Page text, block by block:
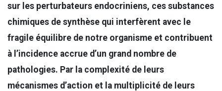
sur les perturbateurs endocriniens, ces substances
chimiques de synthèse qui interfèrent avec le
fragile équilibre de notre organisme et contribuent
à l’incidence accrue d’un grand nombre de
pathologies. Par la complexité de leurs
mécanismes d’action et la multiplicité de leurs